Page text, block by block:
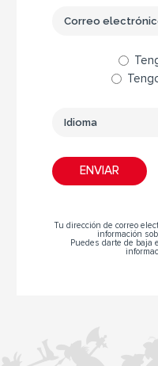
Tu dirección de correo
información
Puedes darte de baja